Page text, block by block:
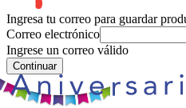
Ingresa tu correo para guardar
Correo electrónico
Ingrese un correo válido
Continuar